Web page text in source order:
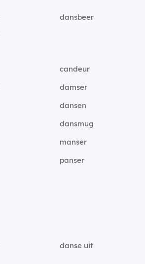
dansbeer
candeur
damser
dansen
dansmug
manser
panser
danse uit